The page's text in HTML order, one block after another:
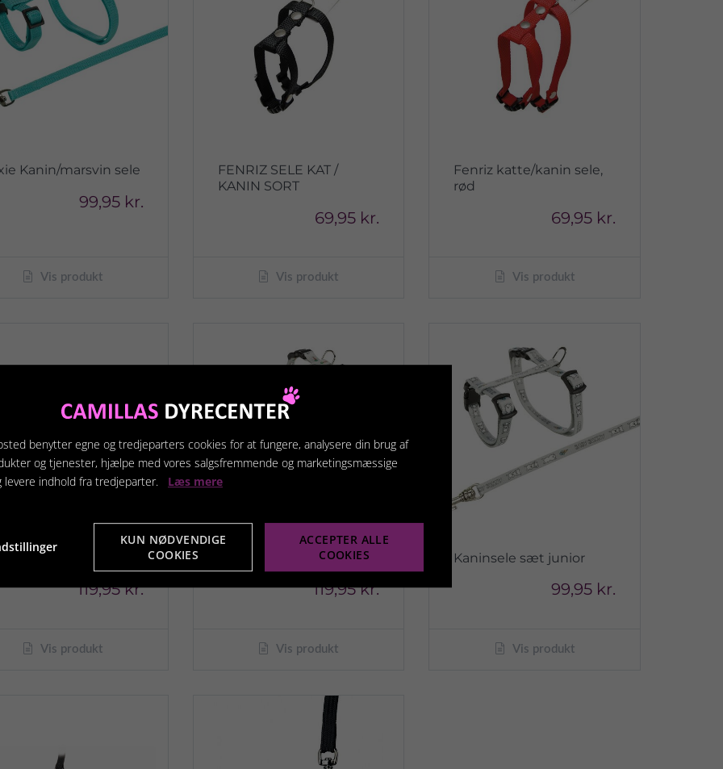
Kanin/marsvin sele
99,95 kr.
Vis produkt
FENRIZ SELE KAT /
KANIN SORT
69,95 kr.
Vis produkt
Fenriz katte/kanin sele,
rød
69,95 kr.
Vis produkt
selesæt
119,95 kr.
Vis produkt
119,95 kr.
Vis produkt
Kaninsele sæt junior
99,95 kr.
Vis produkt
benytter egne og tredjeparters cookies for at fungere, analysere din brug af
og tjenester, hjælpe med vores salgsfremmende og marketingsmæssige
levere indhold fra tredjeparter. Læs mere
KUN NØDVENDIGE
COOKIES
ACCEPTER ALLE
COOKIES